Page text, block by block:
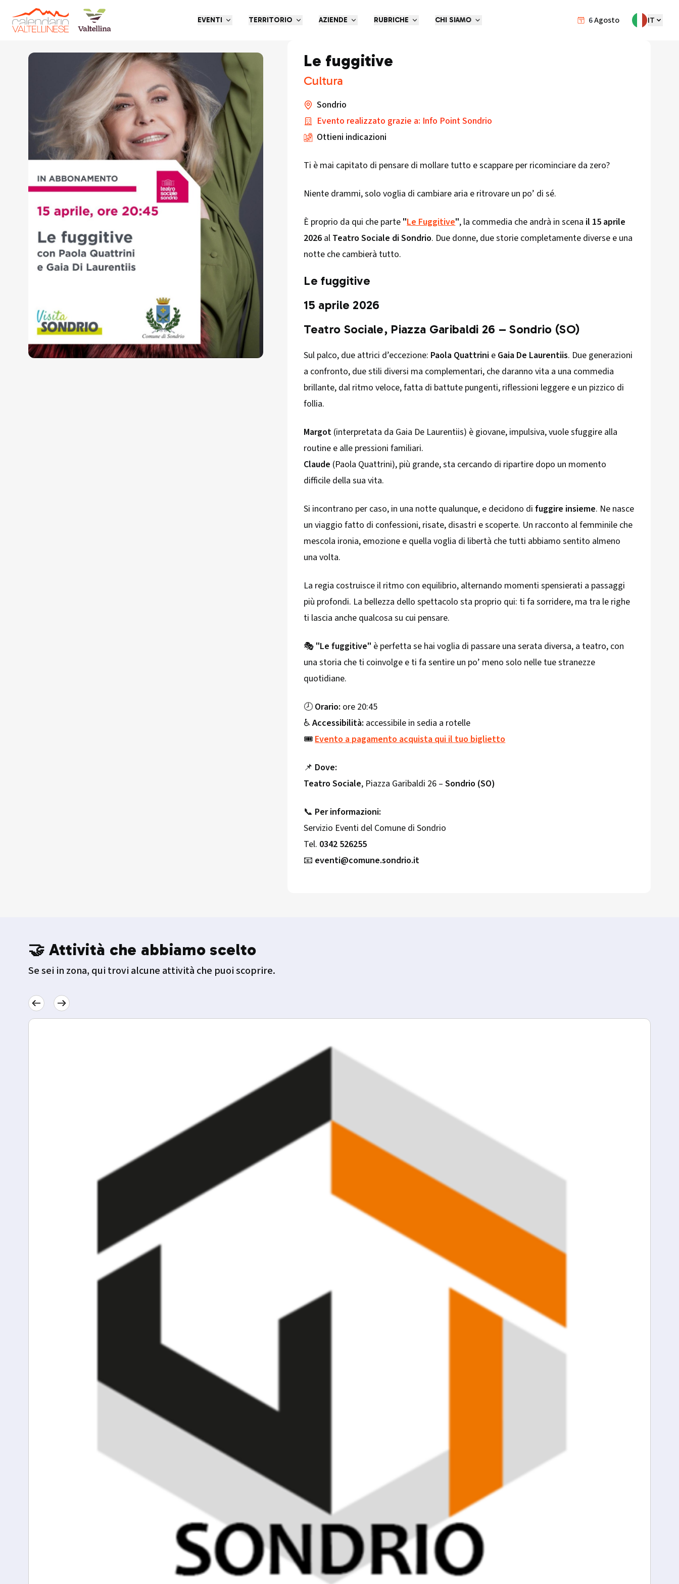
6Agosto IT
EVENTI TERRITORIO AZIENDE RUBRICHE CHI SIAMO
Torna indietro
Le fuggitive
Cultura
Sondrio
Evento realizzato grazie a: Info Point Sondrio
Ottieni indicazioni
Ti è mai capitato di pensare di mollare tutto e scappare per ricominciare da zero?
Niente drammi, solo voglia di cambiare aria e ritrovare un po’ di sé.
È proprio da qui che parte "Le Fuggitive", la commedia che andrà in scena il 15 aprile
2026 al Teatro Sociale di Sondrio. Due donne, due storie completamente diverse e una
notte che cambierà tutto.
Le fuggitive
15 aprile 2026
Teatro Sociale, Piazza Garibaldi 26 – Sondrio (SO)
Sul palco, due attrici d’eccezione: Paola Quattrini e Gaia De Laurentiis. Due generazioni
a confronto, due stili diversi ma complementari, che daranno vita a una commedia
brillante, dal ritmo veloce, fatta di battute pungenti, riflessioni leggere e un pizzico di
follia.
Margot (interpretata da Gaia De Laurentiis) è giovane, impulsiva, vuole sfuggire alla
routine e alle pressioni familiari.
Claude (Paola Quattrini), più grande, sta cercando di ripartire dopo un momento
difficile della sua vita.
Si incontrano per caso, in una notte qualunque, e decidono difuggire insieme. Ne nasce
un viaggio fatto di confessioni, risate, disastri e scoperte. Un racconto al femminile che
mescola ironia, emozione e quella voglia di libertà che tutti abbiamo sentito almeno
una volta.
La regia costruisce il ritmo con equilibrio, alternando momenti spensierati a passaggi
più profondi. La bellezza dello spettacolo sta proprio qui: ti fa sorridere, ma tra le righe
ti lascia anche qualcosa su cui pensare.
🎭 "Le fuggitive" è perfetta se hai voglia di passare una serata diversa, a teatro, con
una storia che ti coinvolge e ti fa sentire un po’ meno solo nelle tue stranezze
quotidiane.
🕗Orario: ore 20:45
♿Accessibilità: accessibile in sedia a rotelle
🎟️Evento a pagamento acquista qui il tuo biglietto
📌 Dove:
Teatro Sociale, Piazza Garibaldi 26 –Sondrio (SO)
📞 Per informazioni:
Servizio Eventi del Comune di Sondrio
Tel. 0342 526255
📧 eventi@comune.sondrio.it
🤝 Attività che abbiamo scelto
Se sei in zona, qui trovi alcune attività che puoi scoprire.